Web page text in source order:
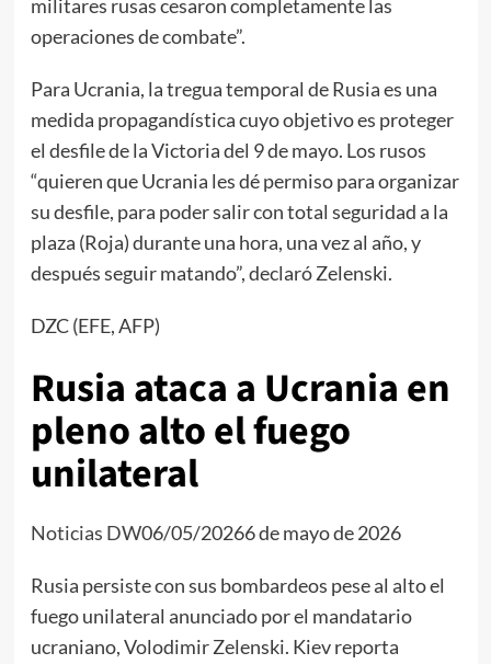
militares rusas cesaron completamente las
operaciones de combate”.
Para Ucrania, la tregua temporal de Rusia es una
medida propagandística cuyo objetivo es proteger
el desfile de la Victoria del 9 de mayo. Los rusos
“quieren que Ucrania les dé permiso para organizar
su desfile, para poder salir con total seguridad a la
plaza (Roja) durante una hora, una vez al año, y
después seguir matando”, declaró Zelenski.
DZC (EFE, AFP)
Rusia ataca a Ucrania en
pleno alto el fuego
unilateral
Noticias DW06/05/20266 de mayo de 2026
Rusia persiste con sus bombardeos pese al alto el
fuego unilateral anunciado por el mandatario
ucraniano, Volodimir Zelenski. Kiev reporta